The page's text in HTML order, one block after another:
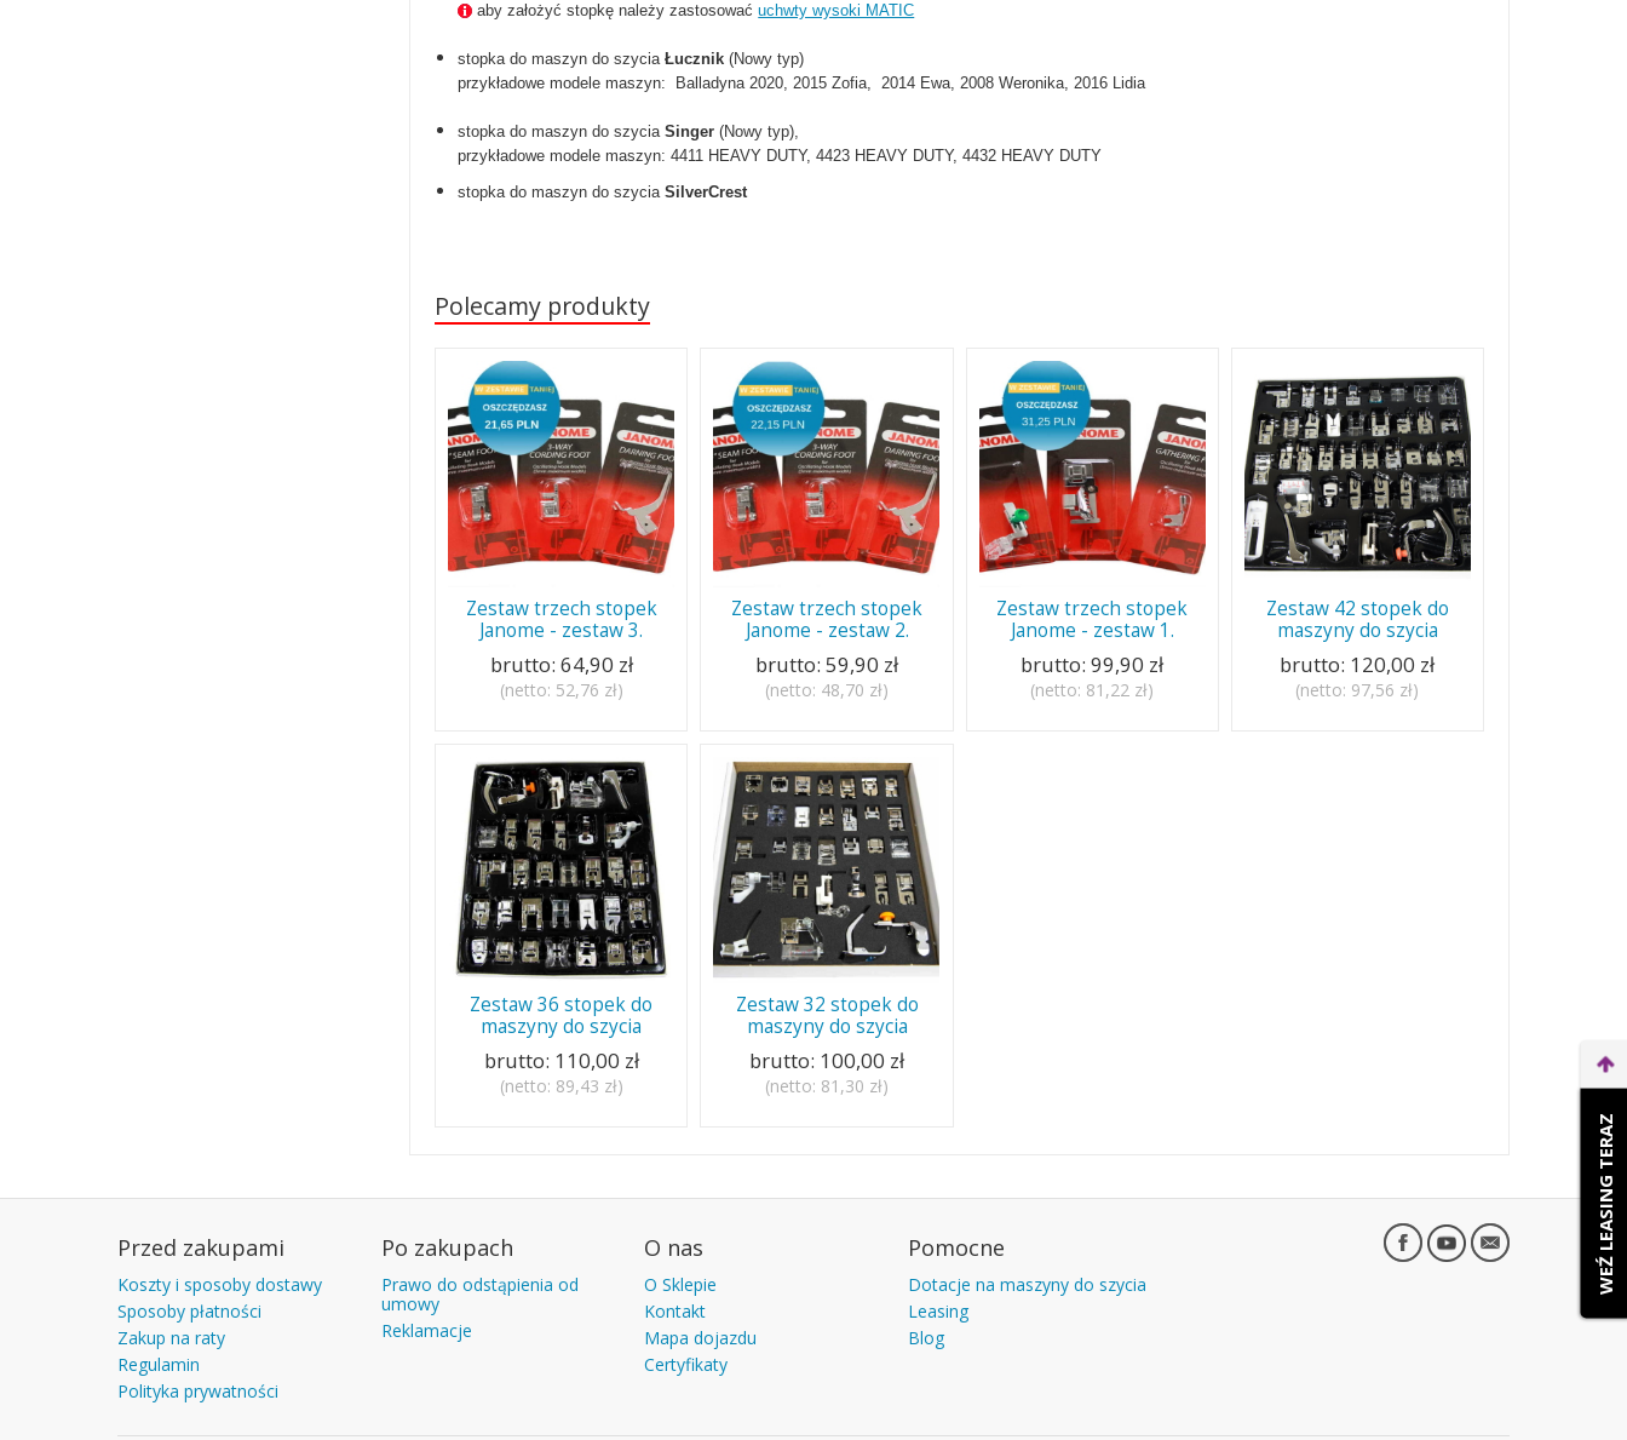
aby założyć stopkę należy zastosowaćuchwty wysoki MATIC
stopka do maszyn do szyciaŁucznik (Nowy typ)
przykładowe modele maszyn: Balladyna 2020, 2015 Zofia, 2014 Ewa, 2008 Weronika, 2016 Lidia
stopka do maszyn do szyciaSinger (Nowy typ),
przykładowe modele maszyn: 4411 HEAVY DUTY, 4423 HEAVY DUTY, 4432 HEAVY DUTY
stopka do maszyn do szyciaSilverCrest
Polecamy produkty
Zestaw trzech stopek
Janome - zestaw 3.
brutto: 64,90 zł
(netto: 52,76 zł)
Zestaw trzech stopek
Janome - zestaw 2.
brutto:59,90 zł
(netto: 48,70 zł)
Zestaw trzech stopek
Janome - zestaw 1.
brutto:99,90 zł
(netto: 81,22 zł)
Zestaw 42 stopek do
maszyny do szycia
brutto: 120,00 zł
(netto: 97,56 zł)
Zestaw 36 stopek do
maszyny do szycia
brutto: 110,00 zł
(netto: 89,43 zł)
Zestaw 32 stopek do
maszyny do szycia
brutto: 100,00 zł
(netto: 81,30 zł)
Przed zakupami
Koszty i sposoby dostawy
Sposoby płatności
Zakup na raty
Regulamin
Polityka prywatności
Po zakupach
Prawo do odstąpienia od
umowy
Reklamacje
O nas
O Sklepie
Kontakt
Mapa dojazdu
Certyfikaty
Pomocne
Dotacje na maszyny do szycia
Leasing
Blog
WEŹ LEASING TERAZ